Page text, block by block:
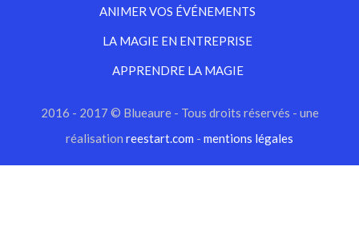
ANIMER VOS ÉVÉNEMENTS
LA MAGIE EN ENTREPRISE
APPRENDRE LA MAGIE
2016 - 2017 © Blueaure - Tous droits réservés - une
réalisation reestart.com - mentions légales